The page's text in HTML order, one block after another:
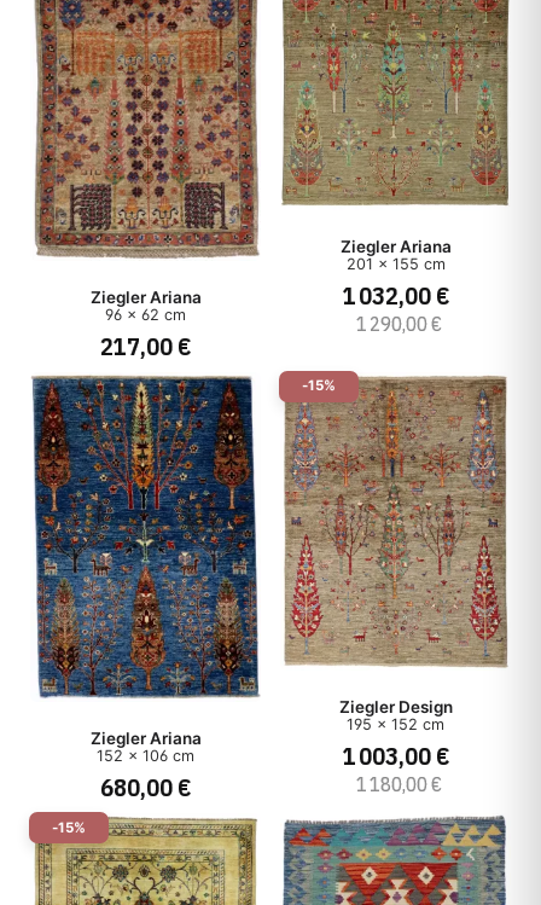
Ziegler Ariana
96 x 62 cm
217,00 €
Ziegler Ariana
201 x 155 cm
1 032,00 €
1 290,00 €
Ziegler Ariana
152 x 106 cm
680,00 €
-15%
Ziegler Design
195 x 152 cm
1 003,00 €
1 180,00 €
-15%